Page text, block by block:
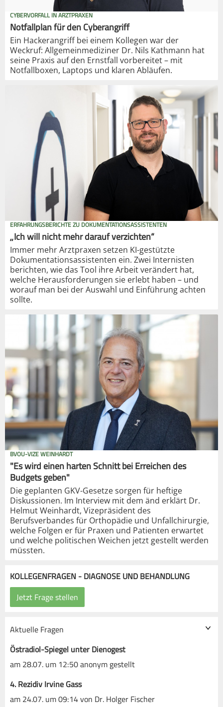
CYBERVORFALL IN ARZTPRAXEN
Notfallplan für den Cyberangriff
Ein Hackerangriff bei einem Kollegen war der
Weckruf: Allgemeinmediziner Dr. Nils Kathmann hat
seine Praxis auf den Ernstfall vorbereitet – mit
Notfallboxen, Laptops und klaren Abläufen.
ERFAHRUNGSBERICHTE ZU DOKUMENTATIONSASSISTENTEN
„Ich will nicht mehr darauf verzichten“
Immer mehr Arztpraxen setzen KI-gestützte
Dokumentationsassistenten ein. Zwei Internisten
berichten, wie das Tool ihre Arbeit verändert hat,
welche Herausforderungen sie erlebt haben – und
worauf man bei der Auswahl und Einführung achten
sollte.
BVOU-VIZE WEINHARDT
"Es wird einen harten Schnitt bei Erreichen des
Budgets geben"
Die geplanten GKV-Gesetze sorgen für heftige
Diskussionen. Im Interview mit dem änd erklärt Dr.
Helmut Weinhardt, Vizepräsident des
Berufsverbandes für Orthopädie und Unfallchirurgie,
welche Folgen er für Praxen und Patienten erwartet
und welche politischen Weichen jetzt gestellt werden
müssten.
KOLLEGENFRAGEN - DIAGNOSE UND BEHANDLUNG
Aktuelle Fragen
Östradiol-Spiegel unter Dienogest
am 28.07. um 12:50 anonym gestellt
4. Rezidiv Irvine Gass
am 24.07. um 09:14 von Dr. Holger Fischer